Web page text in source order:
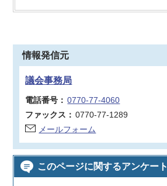
情報発信元
議会事務局
電話番号： 0770-77-4060
ファックス： 0770-77-1289
メールフォーム
このページに関するアンケート